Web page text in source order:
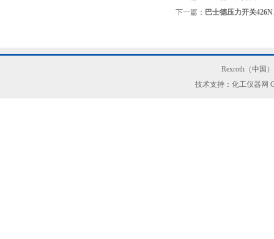
下一篇： 巴士德压力开关
Rexroth（中国
技术支持：化工仪器网